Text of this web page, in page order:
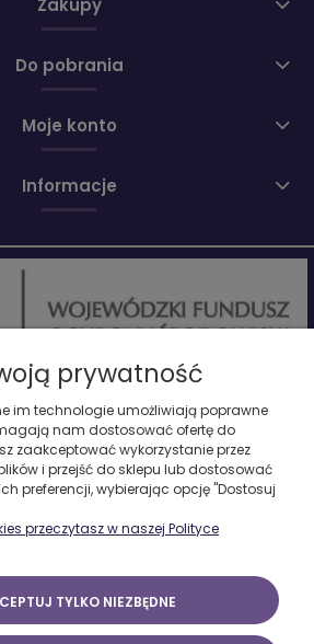
Zakupy
Do pobrania
Moje konto
Informacje
pn. "Termomodernizacja budynku
częściowa wymiana stolarki okiennej oraz
źródła energii elektrycznej".
wynosiła 133 548 PLN, dofinansowana
Funduszu Ochrony Środowiska i
pożyczki w wys. 133 548 PLN.
prywatność
im technologie umożliwiają poprawne
nam dostosować ofertę do
zaakceptować wykorzystanie przez
i przejść do sklepu lub dostosować
preferencji, wybierając opcję "Dostosuj
przeczytasz w naszej Polityce
TYLKO NIEZBĘDNE